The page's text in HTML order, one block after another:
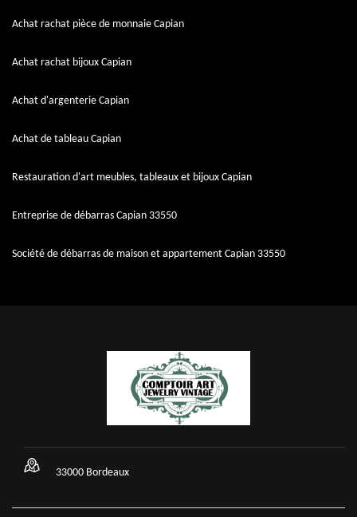
Achat rachat pièce de monnaie Capian
Achat rachat bijoux Capian
Achat d'argenterie Capian
Achat de tableau Capian
Restauration d'art meubles, tableaux et bijoux Capian
Entreprise de débarras Capian 33550
Société de débarras de maison et appartement Capian 33550
33000 Bordeaux